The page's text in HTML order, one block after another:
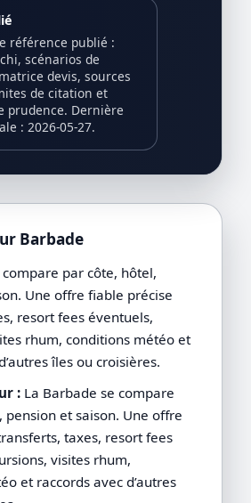
référence publié :
scénarios de
devis, sources
de citation et
prudence. Dernière
: 2026-05-27.
Barbade
par côte, hôtel,
Une offre fiable précise
resort fees éventuels,
rhum, conditions météo et
îles ou croisières.
: La Barbade se compare
pension et saison. Une offre
taxes, resort fees
visites rhum,
et raccords avec d’autres